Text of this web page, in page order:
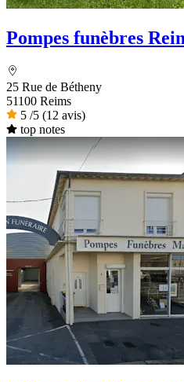
Pompes funèbres
25 Rue de Bétheny
51100 Reims
5 /5 (12 avis)
top notes